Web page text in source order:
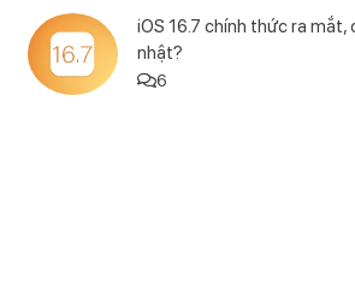
iOS 16.7 chính thức ra mắt,
nhật?
6